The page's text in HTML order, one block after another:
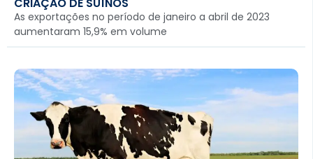
As exportações no período de janeiro a abril de 2023
aumentaram 15,9% em volume